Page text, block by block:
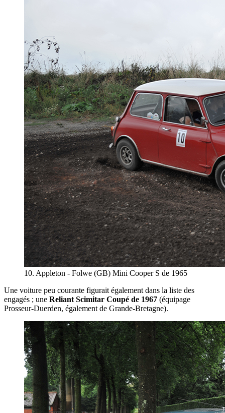
10. Appleton - Folwe (GB) Mini Cooper S de 1965
Une voiture peu courante figurait également dans la liste des
engagés ; une Reliant Scimitar Coupé de 1967 (équipage
Prosseur-Duerden, également de Grande-Bretagne).